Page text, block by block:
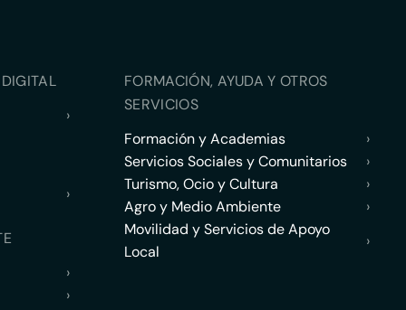
›
›
›
›
FORMACIÓN, AYUDA Y OTROS
SERVICIOS
Formación y Academias
›
Servicios Sociales y Comunitarios
›
Turismo, Ocio y Cultura
›
Agro y Medio Ambiente
›
Movilidad y Servicios de Apoyo
Local
›